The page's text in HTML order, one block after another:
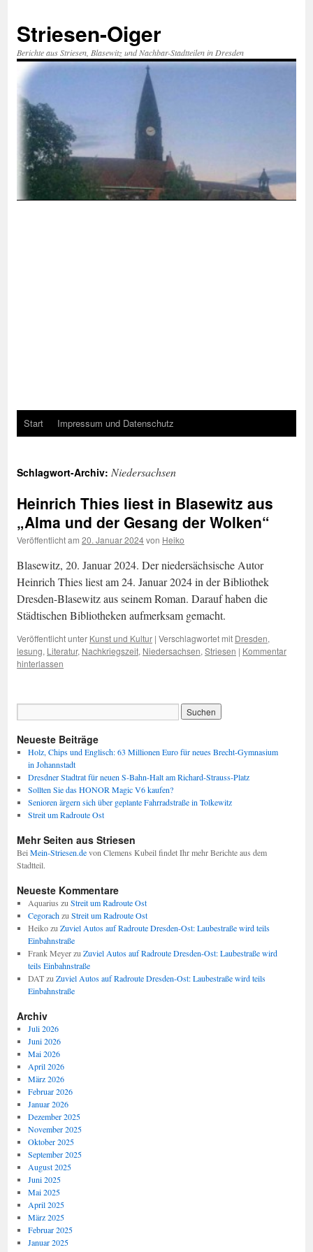
springen
Striesen-Oiger
Berichte aus Striesen, Blasewitz und Nachbar-Stadtteilen in Dresden
Start Impressum und Datenschutz
Schlagwort-Archiv: Niedersachsen
Heinrich Thies liest in Blasewitz aus
„Alma und der Gesang der Wolken“
Veröffentlicht am 20. Januar 2024von Heiko
Blasewitz, 20. Januar 2024. Der niedersächsische Autor
Heinrich Thies liest am 24. Januar 2024 in der Bibliothek
Dresden-Blasewitz aus seinem Roman. Darauf haben die
Städtischen Bibliotheken aufmerksam gemacht.
Veröffentlicht unter Kunst und Kultur | Verschlagwortet mit Dresden,
lesung, Literatur, Nachkriegszeit, Niedersachsen, Striesen | Kommentar
hinterlassen
Neueste Beiträge
Holz, Chips und Englisch: 63 Millionen Euro für neues Brecht-Gymnasium
in Johannstadt
Dresdner Stadtrat für neuen S-Bahn-Halt am Richard-Strauss-Platz
Sollten Sie das HONOR Magic V6 kaufen?
Senioren ärgern sich über geplante Fahrradstraße in Tolkewitz
Streit um Radroute Ost
Mehr Seiten aus Striesen
Bei Mein-Striesen.devon Clemens Kubeil findet Ihr mehr Berichte aus dem
Stadtteil.
Neueste Kommentare
Aquarius zu Streit um Radroute Ost
Cegorachzu Streit um Radroute Ost
Heikozu Zuviel Autos auf Radroute Dresden-Ost: Laubestraße wird teils
Einbahnstraße
Frank Meyerzu Zuviel Autos auf Radroute Dresden-Ost: Laubestraße wird
teils Einbahnstraße
DATzu Zuviel Autos auf Radroute Dresden-Ost: Laubestraße wird teils
Einbahnstraße
Archiv
Juli 2026
Juni 2026
Mai 2026
April 2026
März 2026
Februar 2026
Januar 2026
Dezember 2025
November 2025
Oktober 2025
September 2025
August 2025
Juni 2025
Mai 2025
April 2025
März 2025
Februar 2025
Januar 2025